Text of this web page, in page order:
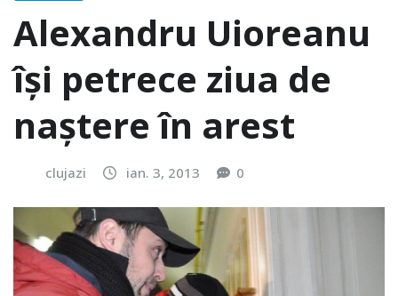
Alexandru Uioreanu
îşi petrece ziua de
naştere în arest
clujazi ian. 3, 2013 0